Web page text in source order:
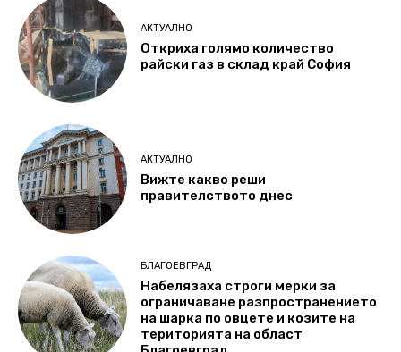
АКТУАЛНО
Откриха голямо количество
райски газ в склад край София
АКТУАЛНО
Вижте какво реши
правителството днес
БЛАГОЕВГРАД
Набелязаха строги мерки за
ограничаване разпространението
на шарка по овцете и козите на
територията на област